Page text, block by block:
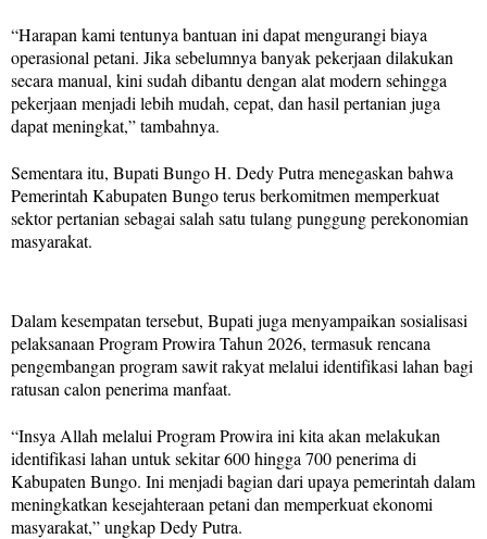
“Harapan kami tentunya bantuan ini dapat mengurangi biaya
operasional petani. Jika sebelumnya banyak pekerjaan dilakukan
secara manual, kini sudah dibantu dengan alat modern sehingga
pekerjaan menjadi lebih mudah, cepat, dan hasil pertanian juga
dapat meningkat,” tambahnya.
Sementara itu, Bupati Bungo H. Dedy Putra menegaskan bahwa
Pemerintah Kabupaten Bungo terus berkomitmen memperkuat
sektor pertanian sebagai salah satu tulang punggung perekonomian
masyarakat.
Dalam kesempatan tersebut, Bupati juga menyampaikan sosialisasi
pelaksanaan Program Prowira Tahun 2026, termasuk rencana
pengembangan program sawit rakyat melalui identifikasi lahan bagi
ratusan calon penerima manfaat.
“Insya Allah melalui Program Prowira ini kita akan melakukan
identifikasi lahan untuk sekitar 600 hingga 700 penerima di
Kabupaten Bungo. Ini menjadi bagian dari upaya pemerintah dalam
meningkatkan kesejahteraan petani dan memperkuat ekonomi
masyarakat,” ungkap Dedy Putra.